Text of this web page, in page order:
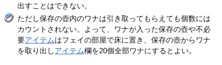
出すことはできない。
ただし保存の壺内のワナは引き取ってもらえても個数には
カウントされない。よって、ワナが入った保存の壺や不必
要アイテムはフェイの部屋で床に置き、保存の壺からワナ
を取り出しアイテム欄を20個全部ワナにするとよい。